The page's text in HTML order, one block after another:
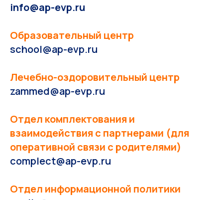
info@ap-evp.ru
Образовательный центр
school@ap-evp.ru
Лечебно-оздоровительный центр
zammed@ap-evp.ru
Отдел комплектования и
взаимодействия с партнерами (для
оперативной связи с родителями)
complect@ap-evp.ru
Отдел информационной политики